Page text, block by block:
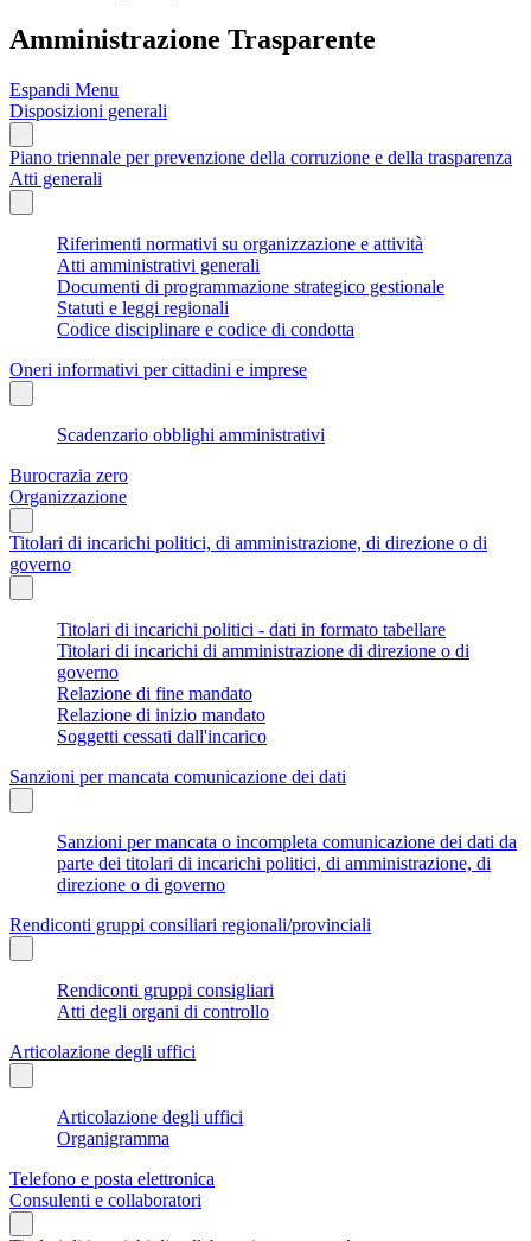
Amministrazione Trasparente
Espandi Menu
Disposizioni generali
Piano triennale per prevenzione della corruzione e della trasparenza
Atti generali
Riferimenti normativi su organizzazione e attività
Atti amministrativi generali
Documenti di programmazione strategico gestionale
Statuti e leggi regionali
Codice disciplinare e codice di condotta
Oneri informativi per cittadini e imprese
Scadenzario obblighi amministrativi
Burocrazia zero
Organizzazione
Titolari di incarichi politici, di amministrazione, di direzione o di
governo
Titolari di incarichi politici - dati in formato tabellare
Titolari di incarichi di amministrazione di direzione o di
governo
Relazione di fine mandato
Relazione di inizio mandato
Soggetti cessati dall'incarico
Sanzioni per mancata comunicazione dei dati
Sanzioni per mancata o incompleta comunicazione dei dati da
parte dei titolari di incarichi politici, di amministrazione, di
direzione o di governo
Rendiconti gruppi consiliari regionali/provinciali
Rendiconti gruppi consigliari
Atti degli organi di controllo
Articolazione degli uffici
Articolazione degli uffici
Organigramma
Telefono e posta elettronica
Consulenti e collaboratori